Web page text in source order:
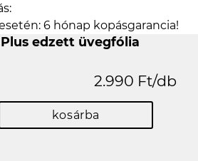
6 hónap kopásgarancia!
edzett üvegfólia
2.990 Ft/db
kosárba